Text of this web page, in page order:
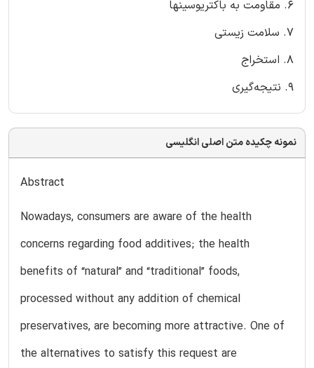
6. مقاومت به باکتریوسینها
7. سلامت زیستی
8. استخراج
9. نتیجه‌گیری
نمونه چکیده متن اصلی انگلیسی
Abstract
Nowadays, consumers are aware of the health
concerns regarding food additives; the health
benefits of “natural” and “traditional” foods,
processed without any addition of chemical
preservatives, are becoming more attractive. One of
the alternatives to satisfy this request are